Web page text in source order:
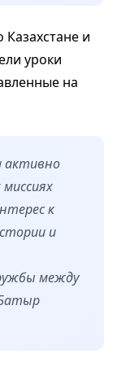
и
уроки
на
активно
к
и
между